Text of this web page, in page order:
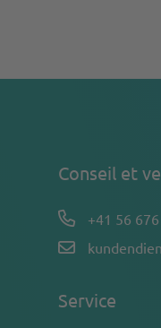
Conseil et
+41 56
Service